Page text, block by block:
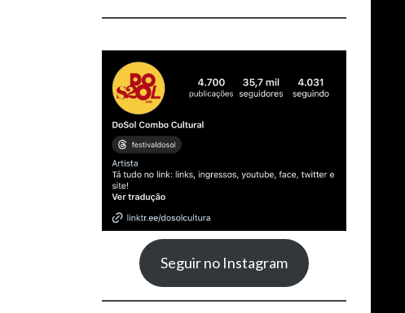
Seguir no Instagram